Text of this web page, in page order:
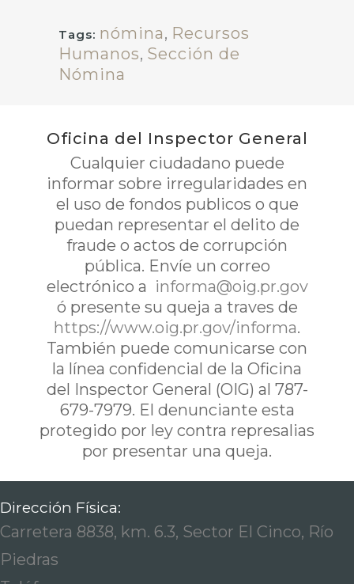
Tags: nómina, Recursos
Humanos, Sección de
Nómina
Oficina del Inspector General
Cualquier ciudadano puede
informar sobre irregularidades en
el uso de fondos publicos o que
puedan representar el delito de
fraude o actos de corrupción
pública. Envíe un correo
electrónico a informa@oig.pr.gov
ó presente su queja a traves de
https://www.oig.pr.gov/informa.
También puede comunicarse con
la línea confidencial de la Oficina
del Inspector General (OIG) al 787-
679-7979. El denunciante esta
protegido por ley contra represalias
por presentar una queja.
Dirección Física:
Carretera 8838, km. 6.3, Sector El Cinco, Río
Piedras